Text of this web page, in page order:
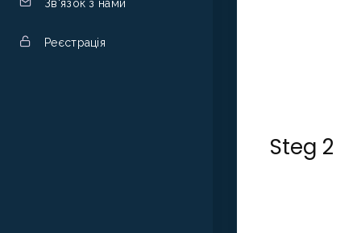
Зв'язок з нами
Реєстрація
Steg 2